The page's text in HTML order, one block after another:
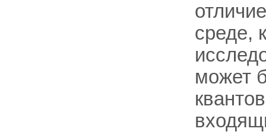
среде,
может